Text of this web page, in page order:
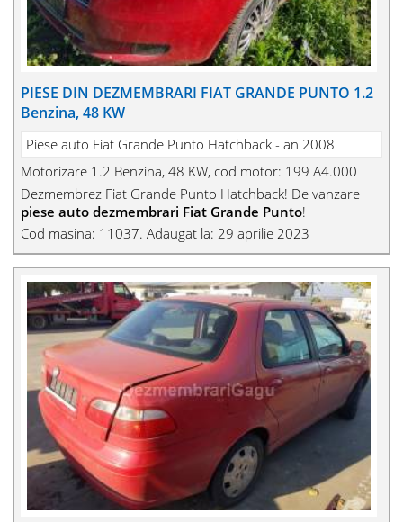
PIESE DIN DEZMEMBRARI FIAT GRANDE PUNTO 1.2
Benzina, 48 KW
Piese auto Fiat Grande Punto Hatchback - an 2008
Motorizare 1.2 Benzina, 48 KW, cod motor: 199 A4.000
Dezmembrez Fiat Grande Punto Hatchback! De vanzare
piese auto dezmembrari Fiat Grande Punto!
Cod masina: 11037. Adaugat la: 29 aprilie 2023